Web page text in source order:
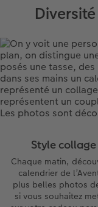
Style
Chaque matin,
calendrier de
plus belles photos
si vous souhaitez